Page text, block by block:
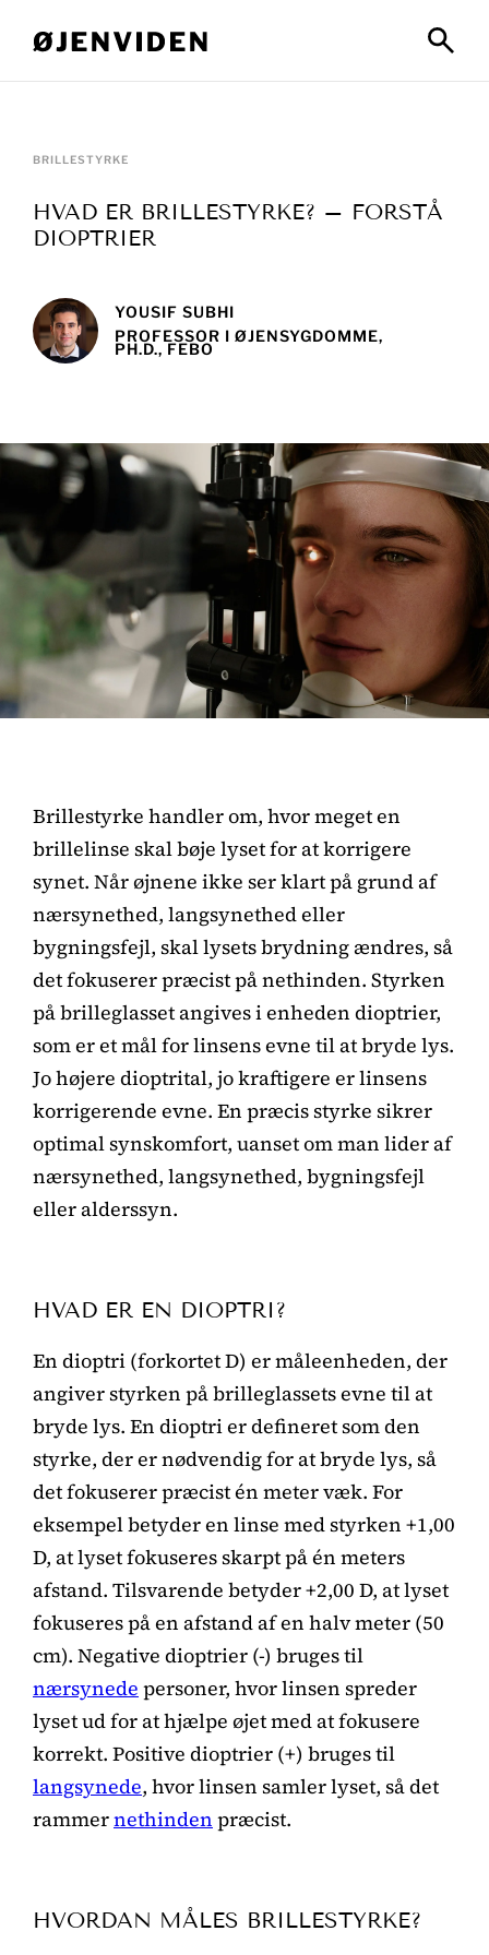
BRILLESTYRKE
HVAD ER BRILLESTYRKE? – FORSTÅ
DIOPTRIER
YOUSIF SUBHI
PROFESSOR I ØJENSYGDOMME,
PH.D., FEBO
Brillestyrke handler om, hvor meget en
brillelinse skal bøje lyset for at korrigere
synet. Når øjnene ikke ser klart på grund af
nærsynethed, langsynethed eller
bygningsfejl, skal lysets brydning ændres, så
det fokuserer præcist på nethinden. Styrken
på brilleglasset angives i enheden dioptrier,
som er et mål for linsens evne til at bryde lys.
Jo højere dioptrital, jo kraftigere er linsens
korrigerende evne. En præcis styrke sikrer
optimal synskomfort, uanset om man lider af
nærsynethed, langsynethed, bygningsfejl
eller alderssyn.
HVAD ER EN DIOPTRI?
En dioptri (forkortet D) er måleenheden, der
angiver styrken på brilleglassets evne til at
bryde lys. En dioptri er defineret som den
styrke, der er nødvendig for at bryde lys, så
det fokuserer præcist én meter væk. For
eksempel betyder en linse med styrken +1,00
D, at lyset fokuseres skarpt på én meters
afstand. Tilsvarende betyder +2,00 D, at lyset
fokuseres på en afstand af en halv meter (50
cm). Negative dioptrier (-) bruges til
nærsynede personer, hvor linsen spreder
lyset ud for at hjælpe øjet med at fokusere
korrekt. Positive dioptrier (+) bruges til
langsynede, hvor linsen samler lyset, så det
rammernethinden præcist.
HVORDAN MÅLES BRILLESTYRKE?